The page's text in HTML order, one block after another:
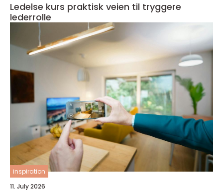
Ledelse kurs praktisk veien til tryggere
lederrolle
inspiration
11. July 2026